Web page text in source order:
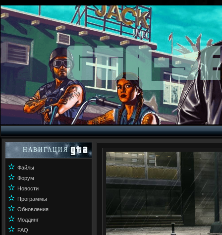
НАВИГАЦИЯ
✫ Файлы
✫ Форум
✫ Новости
✫ Программы
✫ Обновления
✫ Моддинг
✫ FAQ